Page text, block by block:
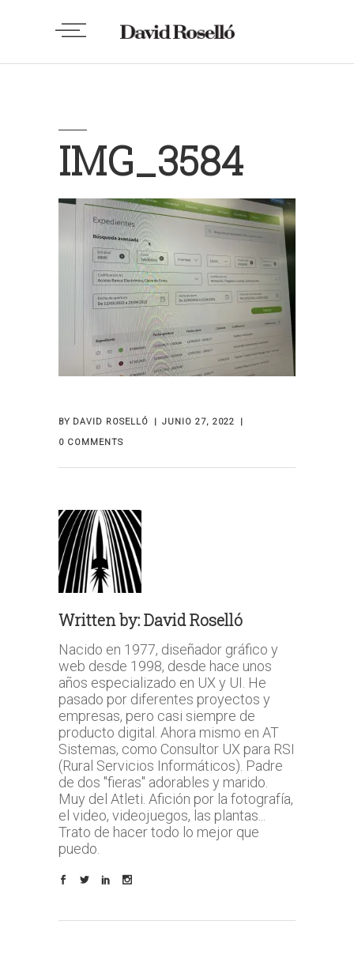
IMG_3584
BY DAVID ROSELLÓ
JUNIO 27, 2022
0 COMMENTS
Written by:David Roselló
Nacido en 1977, diseñador gráfico y
web desde 1998, desde hace unos
años especializado en UX y UI. He
pasado por diferentes proyectos y
empresas, pero casi siempre de
producto digital. Ahora mismo en AT
Sistemas, como Consultor UX para RSI
(Rural Servicios Informáticos). Padre
de dos "fieras" adorables y marido.
Muy del Atleti. Afición por la fotografía,
el video, videojuegos, las plantas...
Trato de hacer todo lo mejor que
puedo.